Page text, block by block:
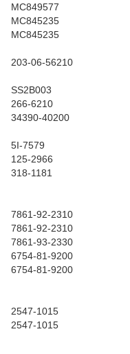
MC849577
MC845235
MC845235
203-06-56210
SS2B003
266-6210
34390-40200
5I-7579
125-2966
318-1181
7861-92-2310
7861-92-2310
7861-93-2330
6754-81-9200
6754-81-9200
2547-1015
2547-1015